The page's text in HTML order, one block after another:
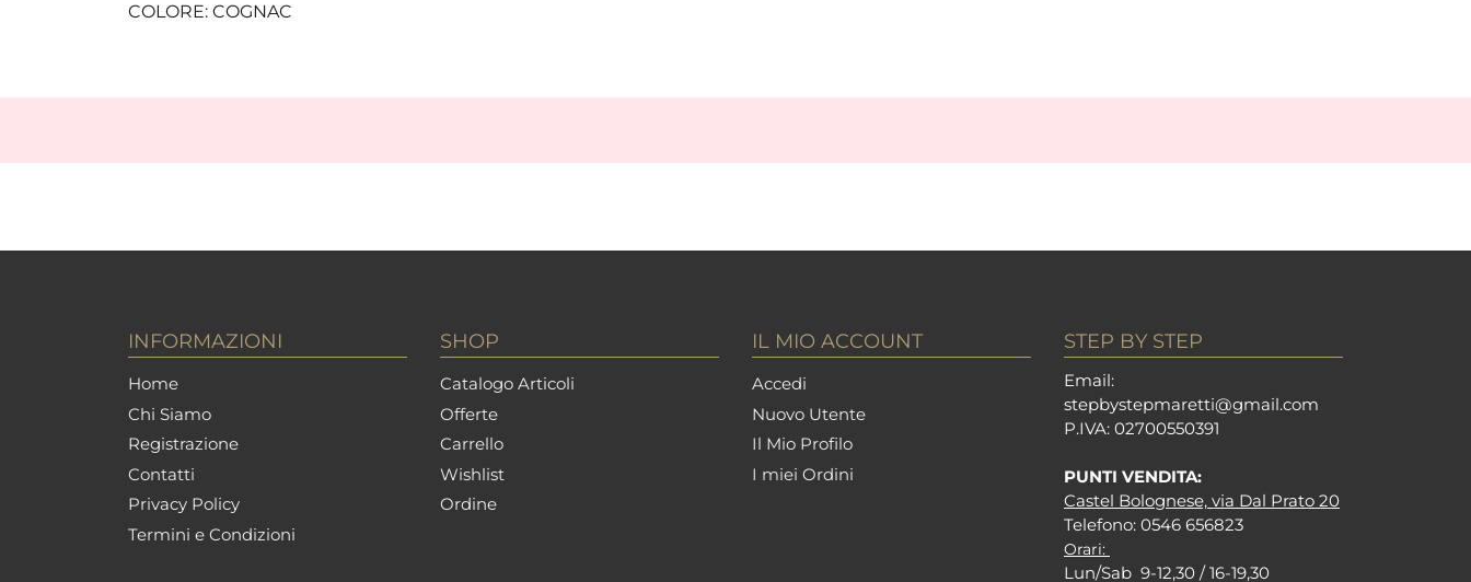
COLORE: COGNAC
INFORMAZIONI
Home
Chi Siamo
Registrazione
Contatti
Privacy Policy
Termini e Condizioni
SHOP
Catalogo Articoli
Offerte
Carrello
Wishlist
Ordine
IL MIO ACCOUNT
Accedi
Nuovo Utente
Il Mio Profilo
I miei Ordini
STEP BY STEP
Email:
stepbystepmaretti@gmail.com
P.IVA: 02700550391
PUNTI VENDITA:
Castel Bolognese, via Dal Prato 20
Telefono: 0546 656823
Orari:
Lun/Sab 9-12,30 / 16-19,30